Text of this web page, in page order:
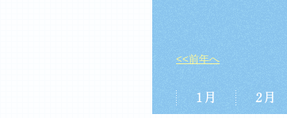
<<前年へ